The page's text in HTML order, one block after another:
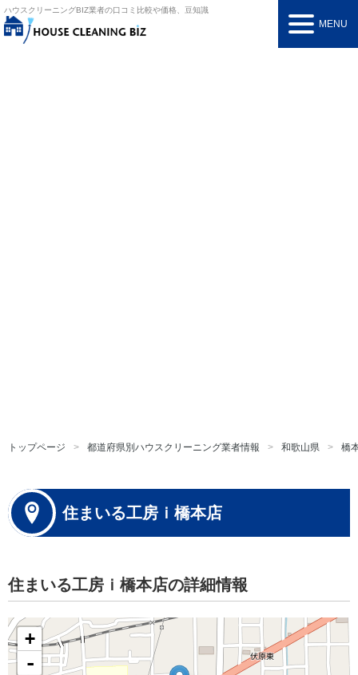
ハウスクリーニングBIZ業者の口コミ比較や価格、豆知識
MENU
トップページ 都道府県別ハウスクリーニング業者情報 和歌山県 橋
住まいる工房ｉ橋本店
住まいる工房ｉ橋本店の詳細情報
+
-